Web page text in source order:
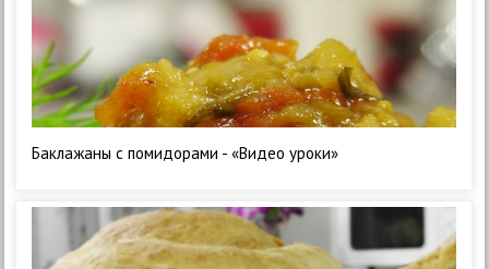
Баклажаны с помидорами - «Видео уроки»